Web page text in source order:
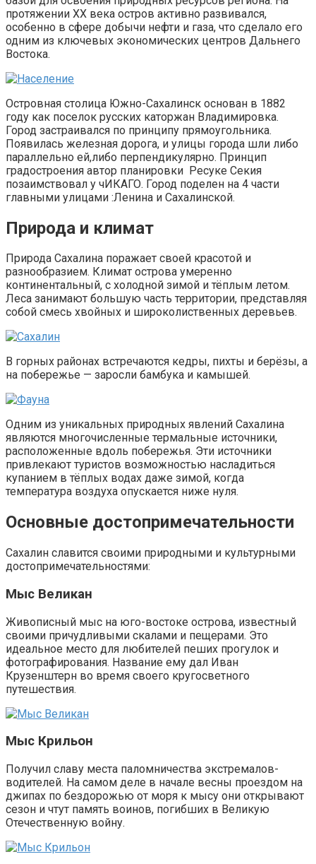
протяжении XX века остров активно развивался,
особенно в сфере добычи нефти и газа, что сделало его
одним из ключевых экономических центров Дальнего
Востока.
Островная столица Южно-Сахалинск основан в 1882
году как поселок русских каторжан Владимировка.
Город застраивался по принципу прямоугольника.
Появилась железная дорога, и улицы города шли либо
параллельно ей,либо перпендикулярно. Принцип
градостроения автор планировки Ресуке Секия
позаимствовал у чИКАГО. Город поделен на 4 части
главными улицами :Ленина и Сахалинской.
Природа и климат
Природа Сахалина поражает своей красотой и
разнообразием. Климат острова умеренно
континентальный, с холодной зимой и тёплым летом.
Леса занимают большую часть территории, представляя
собой смесь хвойных и широколиственных деревьев.
В горных районах встречаются кедры, пихты и берёзы, а
на побережье — заросли бамбука и камышей.
Одним из уникальных природных явлений Сахалина
являются многочисленные термальные источники,
расположенные вдоль побережья. Эти источники
привлекают туристов возможностью насладиться
купанием в тёплых водах даже зимой, когда
температура воздуха опускается ниже нуля.
Основные достопримечательности
Сахалин славится своими природными и культурными
достопримечательностями:
Мыс Великан
Живописный мыс на юго-востоке острова, известный
своими причудливыми скалами и пещерами. Это
идеальное место для любителей пеших прогулок и
фотографирования. Название ему дал Иван
Крузенштерн во время своего кругосветного
путешествия.
Мыс Крильон
Получил славу места паломничества экстремалов-
водителей. На самом деле в начале весны проездом на
джипах по бездорожью от моря к мысу они открывают
сезон и чтут память воинов, погибших в Великую
Отечественную войну.